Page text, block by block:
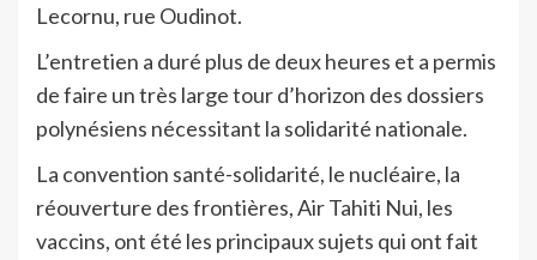
Lecornu, rue Oudinot.
L’entretien a duré plus de deux heures et a permis
de faire un très large tour d’horizon des dossiers
polynésiens nécessitant la solidarité nationale.
La convention santé-solidarité, le nucléaire, la
réouverture des frontières, Air Tahiti Nui, les
vaccins, ont été les principaux sujets qui ont fait